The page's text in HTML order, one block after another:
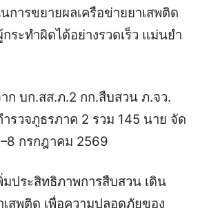
การขยายผลเครือข่ายยาเสพติด
ระทำผิดได้อย่างรวดเร็ว แม่นยำ
ก บก.สส.ภ.2 กก.สืบสวน ภ.จว.
รวจภูธรภาค 2 รวม 145 นาย จัด
กรกฎาคม 2569
ประสิทธิภาพการสืบสวน เดิน
สพติด เพื่อความปลอดภัยของ